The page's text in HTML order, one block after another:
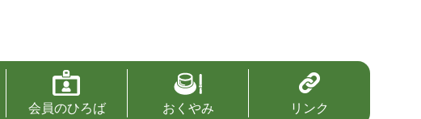
会員のひろば おくやみ リンク